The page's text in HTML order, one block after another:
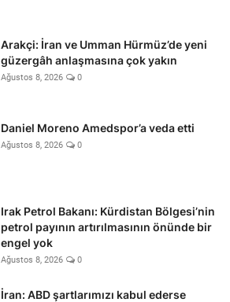
Arakçi: İran ve Umman Hürmüz’de yeni
güzergâh anlaşmasına çok yakın
Ağustos 8, 2026 0
Daniel Moreno Amedspor’a veda etti
Ağustos 8, 2026 0
Irak Petrol Bakanı: Kürdistan Bölgesi’nin
petrol payının artırılmasının önünde bir
engel yok
Ağustos 8, 2026 0
İran: ABD şartlarımızı kabul ederse